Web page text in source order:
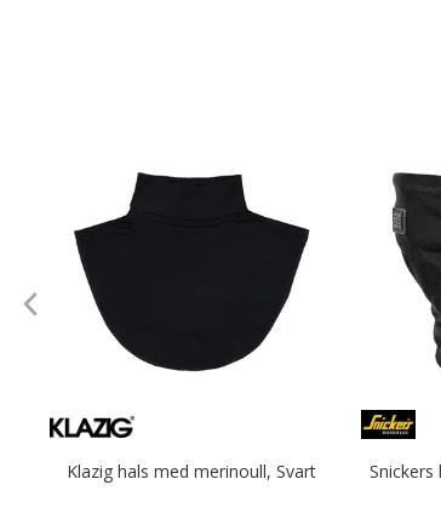
Klazig hals med merinoull, Svart